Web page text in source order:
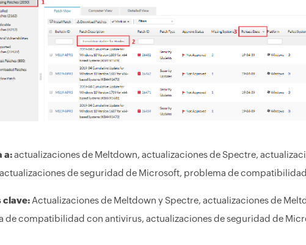
a:actualizaciones de Meltdown, actualizaciones de Spectre,
de seguridad de Microsoft, problema de
clave: Actualizaciones de Meltdown y Spectre, actualizaciones de
de compatibilidad con antivirus, actualizaciones de seguridad de